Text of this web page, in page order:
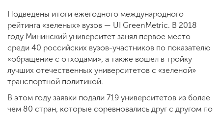
Сведения об
образовательной
организации
SPN CHI
Подведены итоги ежегодного международного
рейтинга «зеленых» вузов — UI GreenMetric. В 2018
году Мининский университет занял первое место
среди 40 российских вузов-участников по показателю
«обращение с отходами», а также вошел в тройку
лучших отечественных университетов с «зеленой»
транспортной политикой.
В этом году заявки подали 719 университетов из более
чем 80 стран, которые соревновались друг с другом по